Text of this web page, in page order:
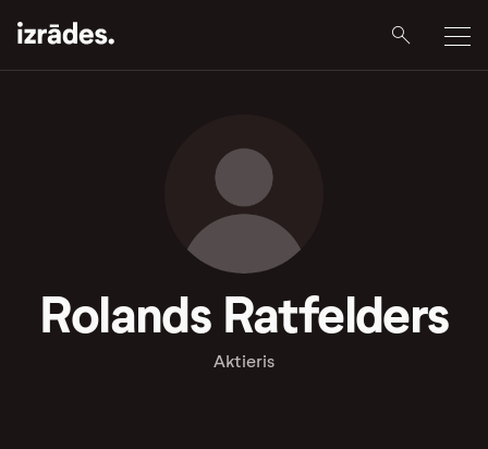
Rolands Ratfelders
Aktieris